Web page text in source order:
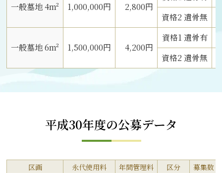
一般墓地 4m² 1,000,000円 2,800円
資格2 遺骨無
一般墓地 6m² 1,500,000円 4,200円
資格1 遺骨有
資格2 遺骨無
平成30年度の公募データ
区画 永代使用料 年間管理料 区分 募集数